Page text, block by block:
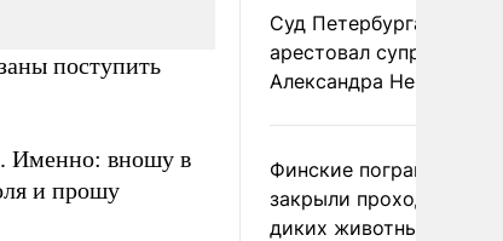
поступить
Именно: вношу в
и прошу
Суд Петербурга заочно
арестовал супругу
Александра Невзорова
Финские пограничники
закрыли проходы для
диких животных на